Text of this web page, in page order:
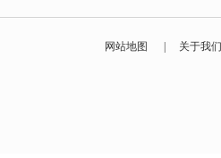
网站地图 | 关于我们